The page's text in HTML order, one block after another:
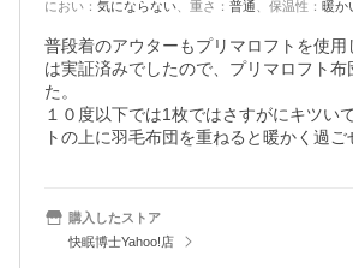
におい ： 気にならない 重さ ： 普通 保温性 ： 暖か
普段着のアウターもプリマロフトを使用
は実証済みでしたので、プリマロフト布
た。
１０度以下では1枚ではさすがにキツい
トの上に羽毛布団を重ねると暖かく過ご
購入したストア
快眠博士Yahoo!店